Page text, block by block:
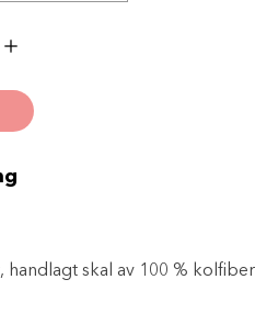
handlagt skal av 100 % kolfiber